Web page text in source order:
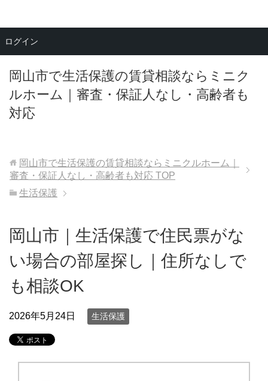
岡山市で生活保護の賃貸相談ならミニク
ルホーム｜審査・保証人なし・高齢者も
対応
メニュー
岡山市で生活保護の賃貸相談ならミニクルホーム｜
審査・保証人なし・高齢者も対応 TOP
生活保護
岡山市｜生活保護で住民票がな
い場合の部屋探し｜住所なしで
も相談OK
2026年5月24日 生活保護
ログイン